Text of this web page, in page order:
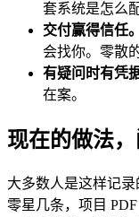
套系统是怎么
交付赢得信任。
会找你。零散
有疑问时有凭据
在案。
现在的做法
大多数人是这样记
零星几条，项目